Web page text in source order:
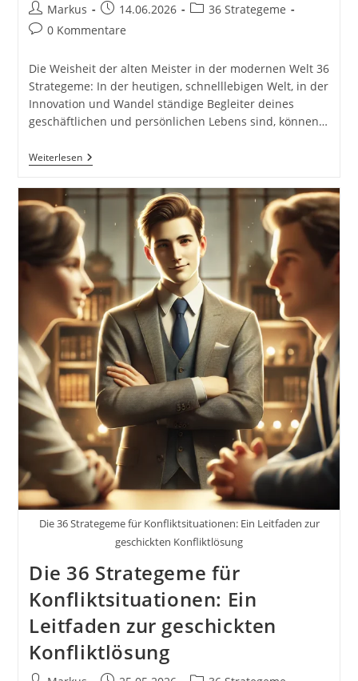
Beitrags-
Autor:
Markus
Beitrag
veröffentlicht:
14.06.2026
Beitrags-
36 Strategeme
Beitrags-
0 Kommentare
Die Weisheit der alten Meister in der modernen Welt 36
Strategeme: In der heutigen, schnelllebigen Welt, in der
Innovation und Wandel ständige Begleiter deines
geschäftlichen und persönlichen Lebens sind, können…
Weiterlesen36
Strategeme
Den
Täglichen
Erfolg.
36
Strategeme
Für
Deinen
Erfolg
Als
Selbstständiger,
Geschäftsführer
Und
Unternehmer
Chinesische
Strategien
Für
Deinen
Erfolg
Business
Und
Im
Leben
Buch
Von
Flicker
#36strategeme
Die 36 Strategeme für Konfliktsituationen: Ein Leitfaden zur
geschickten Konfliktlösung
Die 36 Strategeme für
Konfliktsituationen: Ein
Leitfaden zur geschickten
Konfliktlösung